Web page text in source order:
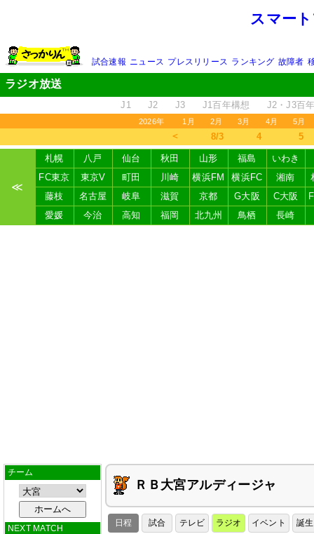
スマー
試合速報 ニュース プレスリリース ランキング 故障者
ラジオ放送
J1 J2 J3 J1百年構想 J2・J3百
2026年 1月 2月 3月 4月 5月
＜ 8/3 4 5
≪
札幌 八戸 仙台 秋田 山形 福島
いわき
FC東京
東京V 町田 川崎 横浜FM 横浜FC 湘南
藤枝
名古屋 岐阜 滋賀 京都 G大阪 C大阪
愛媛
今治 高知 福岡 北九州 鳥栖 長崎
チーム
NEXT MATCH
ＲＢ大宮アルディージャ
日程 試合 テレビ ラジオ イベント 誕